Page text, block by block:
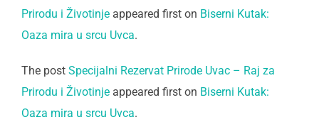
Prirodu i Životinje appeared first on Biserni Kutak:
Oaza mira u srcu Uvca.
The post Specijalni Rezervat Prirode Uvac – Raj za
Prirodu i Životinje appeared first on Biserni Kutak:
Oaza mira u srcu Uvca.